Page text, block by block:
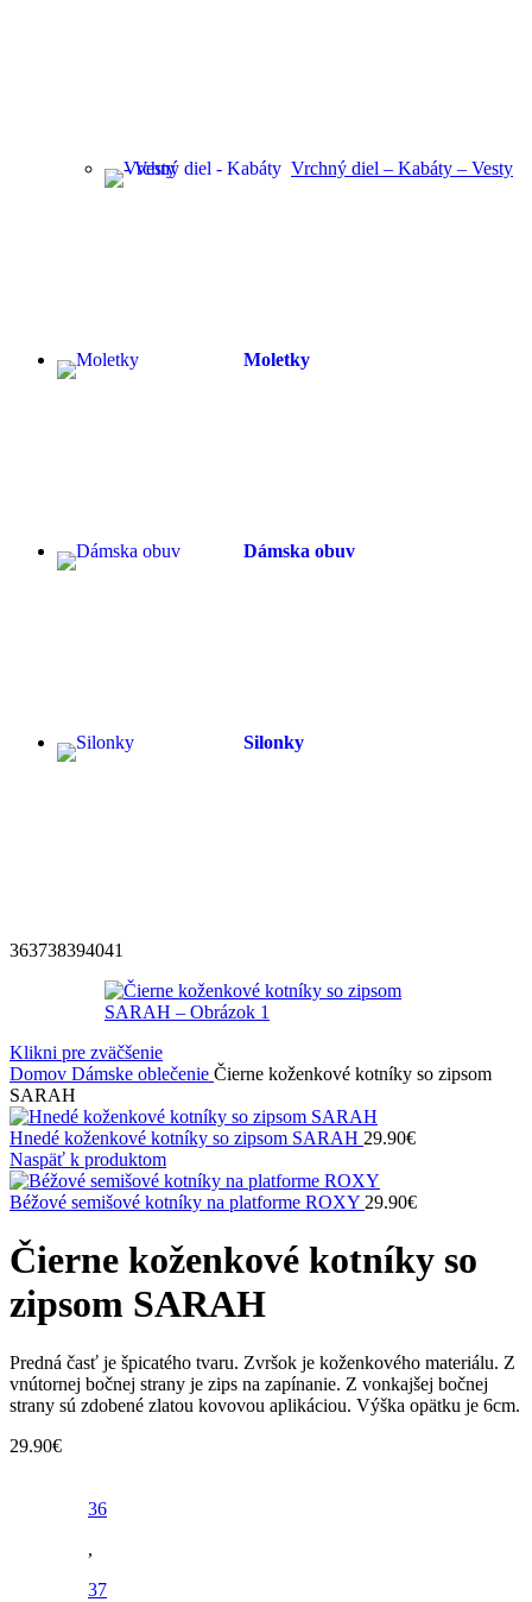
Vrchný diel – Kabáty – Vesty
Moletky
Dámska obuv
Silonky
363738394041
Klikni pre zväčšenie
Domov Dámske oblečenie Čierne koženkové kotníky so zipsom
SARAH
Hnedé koženkové kotníky so zipsom SARAH 29.90€
Naspäť k produktom
Béžové semišové kotníky na platforme ROXY 29.90€
Čierne koženkové kotníky so
zipsom SARAH
Predná časť je špicatého tvaru. Zvršok je koženkového materiálu. Z
vnútornej bočnej strany je zips na zapínanie. Z vonkajšej bočnej
strany sú zdobené zlatou kovovou aplikáciou. Výška opätku je 6cm.
29.90€
36
,
37